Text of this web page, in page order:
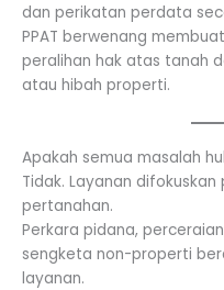
dan perikatan perdata
PPAT berwenang
peralihan hak atas tanah
atau hibah properti.
Apakah semua masalah
Tidak. Layanan
pertanahan.
Perkara pidana,
sengketa non-properti
layanan.